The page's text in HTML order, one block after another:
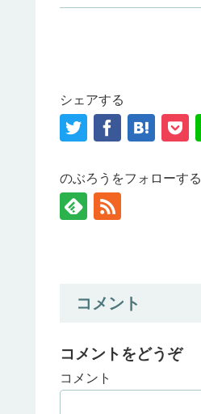
シェアする
のぶろうをフォローする
コメント
コメントをどうぞ
コメント